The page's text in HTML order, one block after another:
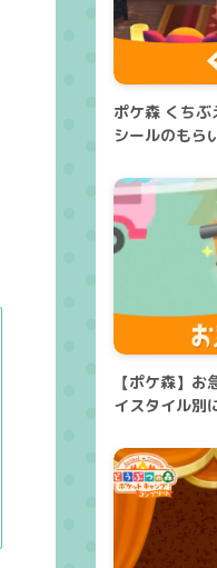
ポケ森 くちぶ
シールのもら
【ポケ森】
イスタイル別